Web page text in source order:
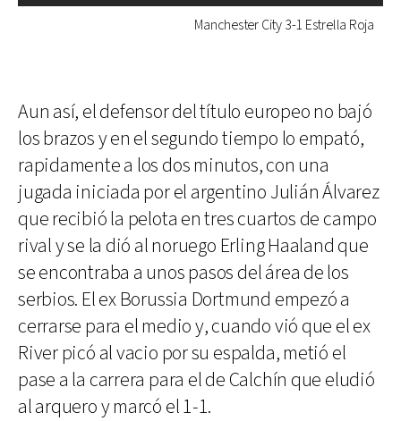
Manchester City 3-1 Estrella Roja
Aun así, el defensor del título europeo no bajó
los brazos y en el segundo tiempo lo empató,
rapidamente a los dos minutos, con una
jugada iniciada por el argentino Julián Álvarez
que recibió la pelota en tres cuartos de campo
rival y se la dió al noruego Erling Haaland que
se encontraba a unos pasos del área de los
serbios. El ex Borussia Dortmund empezó a
cerrarse para el medio y, cuando vió que el ex
River picó al vacio por su espalda, metió el
pase a la carrera para el de Calchín que eludió
al arquero y marcó el 1-1.